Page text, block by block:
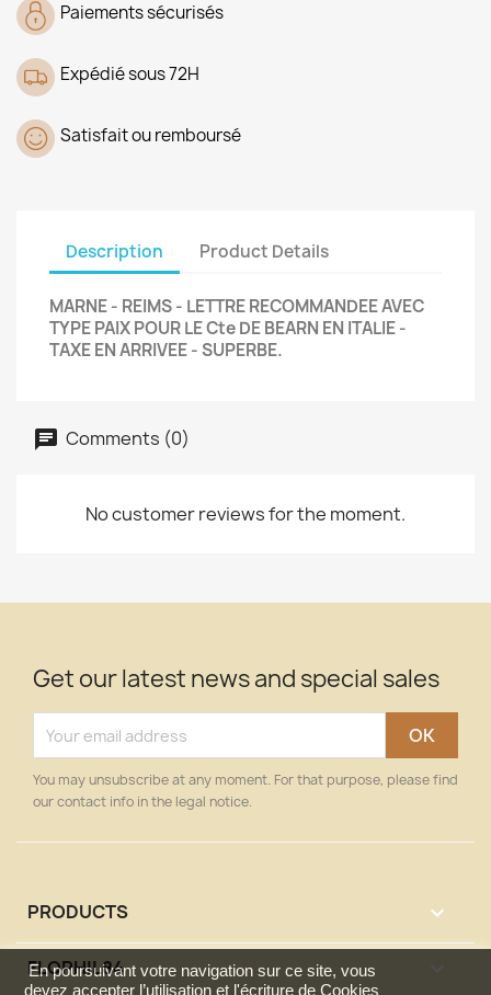
En poursuivant votre navigation sur ce site, vous
devez accepter l’utilisation et l'écriture de Cookies
Paiements sécurisés
Expédié sous 72H
Satisfait ou remboursé
Description Product Details
MARNE - REIMS - LETTRE RECOMMANDEE AVEC
TYPE PAIX POUR LE Cte DE BEARN EN ITALIE -
TAXE EN ARRIVEE - SUPERBE.
Comments (0)
No customer reviews for the moment.
Get our latest news and special sales
You may unsubscribe at any moment. For that purpose, please find
our contact info in the legal notice.
PRODUCTS 
FLOPHIL84